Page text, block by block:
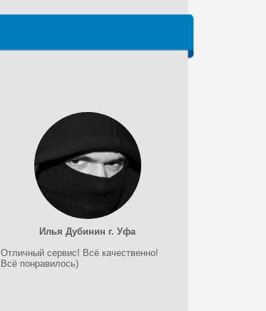
Илья Дубинин г. Уфа
Отличный сервис! Всё качественно!
Всё понравилось)